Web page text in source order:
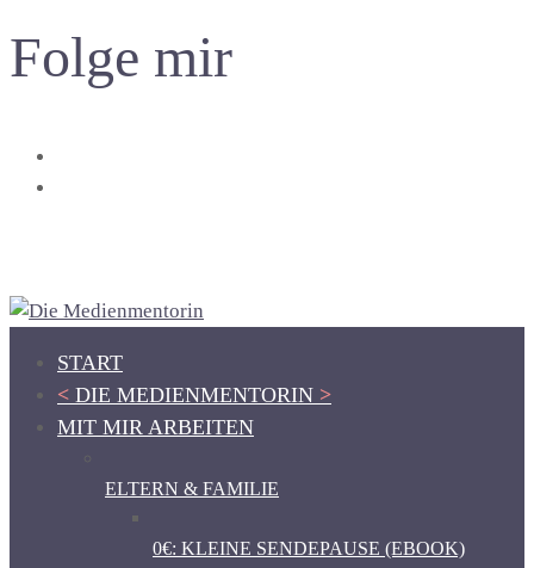
Folge mir
START
< DIE MEDIENMENTORIN >
MIT MIR ARBEITEN
ELTERN & FAMILIE
0€: KLEINE SENDEPAUSE (EBOOK)